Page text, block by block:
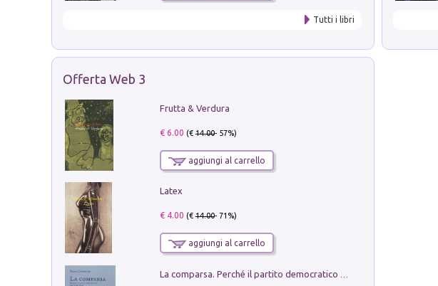
Tutti i libri
Offerta Web 3
Frutta & Verdura
€ 6.00 (€14.00- 57%)
aggiungi al carrello
Latex
€ 4.00 (€14.00- 71%)
aggiungi al carrello